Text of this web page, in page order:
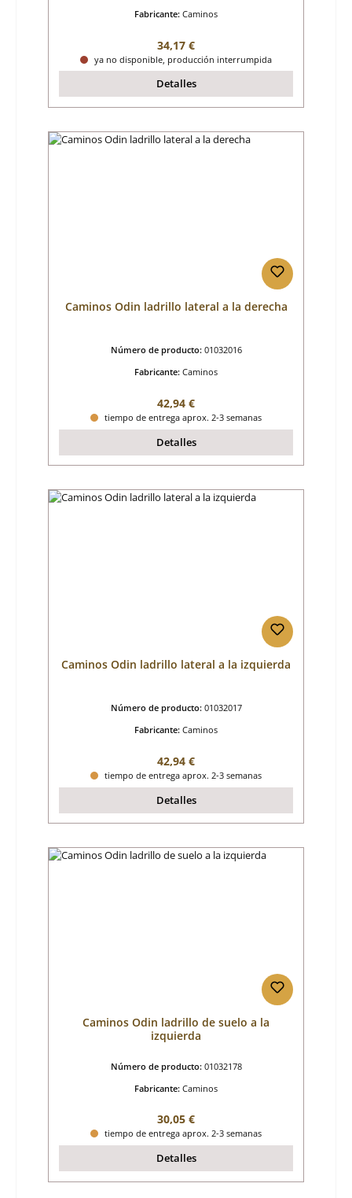
Fabricante: Caminos
Precio normal:
34,17 €
ya no disponible, producción interrumpida
Detalles
Caminos Odin ladrillo lateral a la derecha
Número de producto: 01032016
Fabricante: Caminos
Precio normal:
42,94 €
tiempo de entrega aprox. 2-3 semanas
Detalles
Caminos Odin ladrillo lateral a la izquierda
Número de producto: 01032017
Fabricante: Caminos
Precio normal:
42,94 €
tiempo de entrega aprox. 2-3 semanas
Detalles
Caminos Odin ladrillo de suelo a la
izquierda
Número de producto: 01032178
Fabricante: Caminos
Precio normal:
30,05 €
tiempo de entrega aprox. 2-3 semanas
Detalles